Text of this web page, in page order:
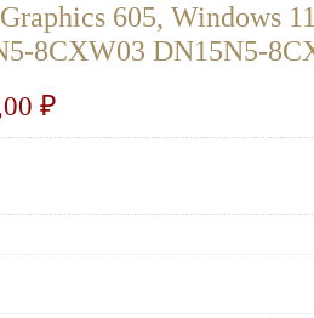
605, Windows
8CXW03 DN15N5-
₽